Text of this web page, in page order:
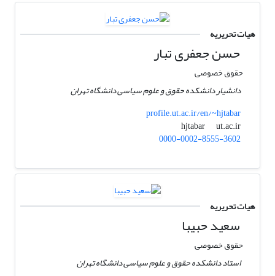
هیات تحریریه
حسن جعفری تبار
حقوق خصوصی
دانشیار دانشکده حقوق و علوم سیاسی دانشگاه تهران
profile.ut.ac.ir/en/~hjtabar
hjtabar
ut.ac.ir
0000-0002-8555-3602
هیات تحریریه
سعید حبیبا
حقوق خصوصی
استاد دانشکده حقوق و علوم سیاسی دانشگاه تهران